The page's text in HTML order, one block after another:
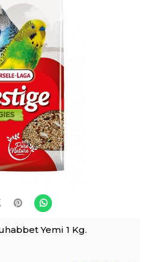
Yemi 1 Kg.